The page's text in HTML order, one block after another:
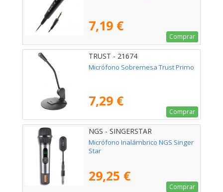
7,19 €
Comprar
TRUST - 21674
Micrófono Sobremesa Trust Primo
7,29 €
Comprar
NGS - SINGERSTAR
Micrófono Inalámbrico NGS Singer
Star
29,25 €
Comprar